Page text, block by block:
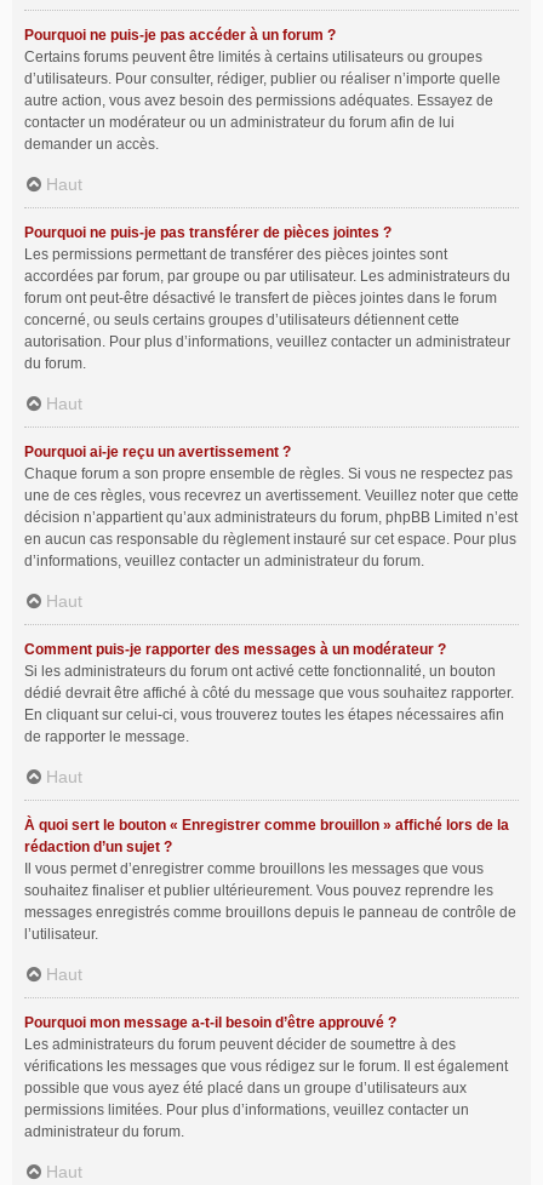
Pourquoi ne puis-je pas accéder à un forum ?
Certains forums peuvent être limités à certains utilisateurs ou groupes
d’utilisateurs. Pour consulter, rédiger, publier ou réaliser n’importe quelle
autre action, vous avez besoin des permissions adéquates. Essayez de
contacter un modérateur ou un administrateur du forum afin de lui
demander un accès.
Haut
Pourquoi ne puis-je pas transférer de pièces jointes ?
Les permissions permettant de transférer des pièces jointes sont
accordées par forum, par groupe ou par utilisateur. Les administrateurs du
forum ont peut-être désactivé le transfert de pièces jointes dans le forum
concerné, ou seuls certains groupes d’utilisateurs détiennent cette
autorisation. Pour plus d’informations, veuillez contacter un administrateur
du forum.
Haut
Pourquoi ai-je reçu un avertissement ?
Chaque forum a son propre ensemble de règles. Si vous ne respectez pas
une de ces règles, vous recevrez un avertissement. Veuillez noter que cette
décision n’appartient qu’aux administrateurs du forum, phpBB Limited n’est
en aucun cas responsable du règlement instauré sur cet espace. Pour plus
d’informations, veuillez contacter un administrateur du forum.
Haut
Comment puis-je rapporter des messages à un modérateur ?
Si les administrateurs du forum ont activé cette fonctionnalité, un bouton
dédié devrait être affiché à côté du message que vous souhaitez rapporter.
En cliquant sur celui-ci, vous trouverez toutes les étapes nécessaires afin
de rapporter le message.
Haut
À quoi sert le bouton « Enregistrer comme brouillon » affiché lors de la
rédaction d’un sujet ?
Il vous permet d’enregistrer comme brouillons les messages que vous
souhaitez finaliser et publier ultérieurement. Vous pouvez reprendre les
messages enregistrés comme brouillons depuis le panneau de contrôle de
l’utilisateur.
Haut
Pourquoi mon message a-t-il besoin d’être approuvé ?
Les administrateurs du forum peuvent décider de soumettre à des
vérifications les messages que vous rédigez sur le forum. Il est également
possible que vous ayez été placé dans un groupe d’utilisateurs aux
permissions limitées. Pour plus d’informations, veuillez contacter un
administrateur du forum.
Haut